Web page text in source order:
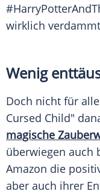
wirklich
Wenig
Doch nicht für
Cursed Child"
magische
überwiegen auch
Amazon die
aber auch ihrer